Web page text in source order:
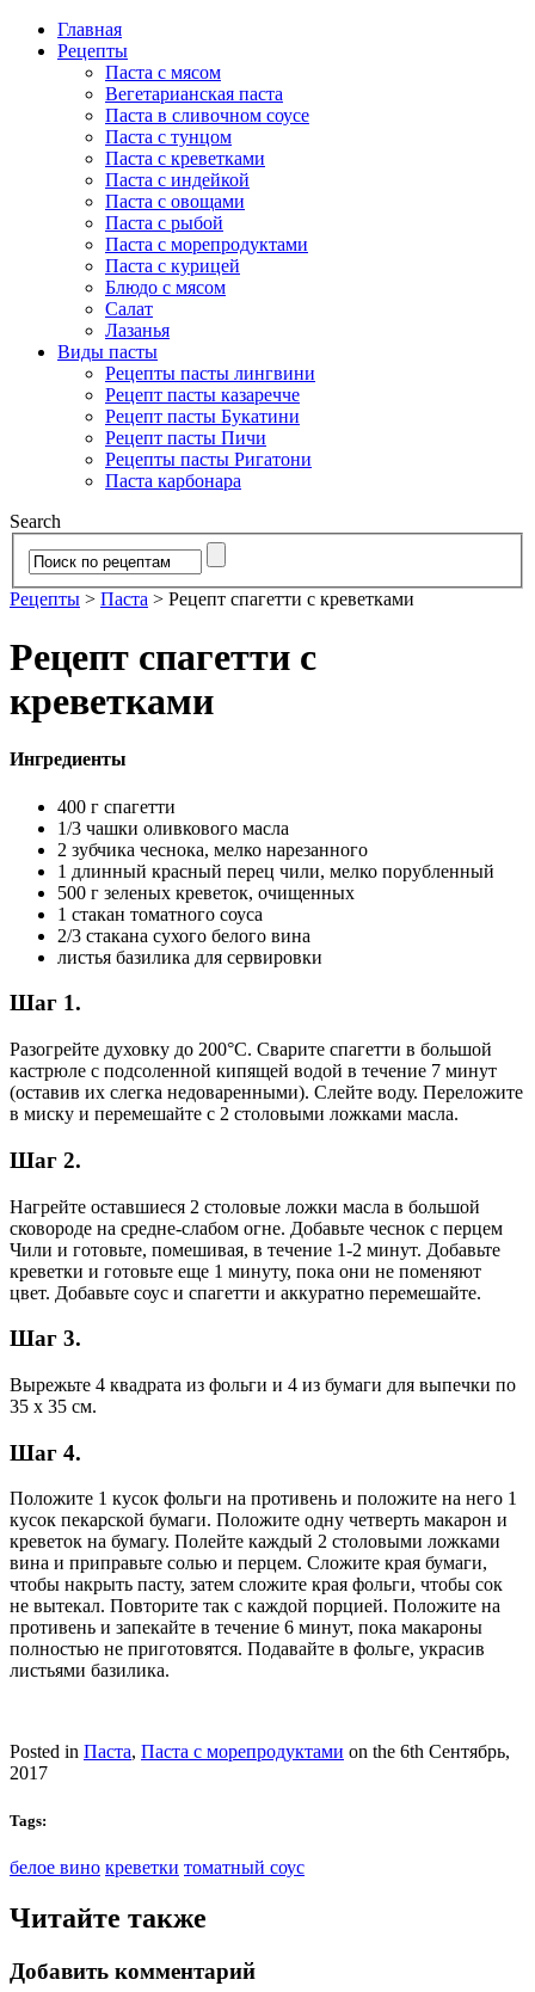
Главная
Рецепты
Паста с мясом
Вегетарианская паста
Паста в сливочном соусе
Паста с тунцом
Паста с креветками
Паста с индейкой
Паста с овощами
Паста с рыбой
Паста с морепродуктами
Паста с курицей
Блюдо с мясом
Салат
Лазанья
Виды пасты
Рецепты пасты лингвини
Рецепт пасты казаречче
Рецепт пасты Букатини
Рецепт пасты Пичи
Рецепты пасты Ригатони
Паста карбонара
Search
Рецепты > Паста > Рецепт спагетти с креветками
Рецепт спагетти с
креветками
Ингредиенты
400 г спагетти
1/3 чашки оливкового масла
2 зубчика чеснока, мелко нарезанного
1 длинный красный перец чили, мелко порубленный
500 г зеленых креветок, очищенных
1 стакан томатного соуса
2/3 стакана сухого белого вина
листья базилика для сервировки
Шаг 1.
Разогрейте духовку до 200°С. Сварите спагетти в большой
кастрюле с подсоленной кипящей водой в течение 7 минут
(оставив их слегка недоваренными). Слейте воду. Переложите
в миску и перемешайте с 2 столовыми ложками масла.
Шаг 2.
Нагрейте оставшиеся 2 столовые ложки масла в большой
сковороде на средне-слабом огне. Добавьте чеснок с перцем
Чили и готовьте, помешивая, в течение 1-2 минут. Добавьте
креветки и готовьте еще 1 минуту, пока они не поменяют
цвет. Добавьте соус и спагетти и аккуратно перемешайте.
Шаг 3.
Вырежьте 4 квадрата из фольги и 4 из бумаги для выпечки по
35 х 35 см.
Шаг 4.
Положите 1 кусок фольги на противень и положите на него 1
кусок пекарской бумаги. Положите одну четверть макарон и
креветок на бумагу. Полейте каждый 2 столовыми ложками
вина и приправьте солью и перцем. Сложите края бумаги,
чтобы накрыть пасту, затем сложите края фольги, чтобы сок
не вытекал. Повторите так с каждой порцией. Положите на
противень и запекайте в течение 6 минут, пока макароны
полностью не приготовятся. Подавайте в фольге, украсив
листьями базилика.
Posted in Паста, Паста с морепродуктами on the 6th Сентябрь,
2017
Tags:
белое вино креветки томатный соус
Читайте также
Добавить комментарий